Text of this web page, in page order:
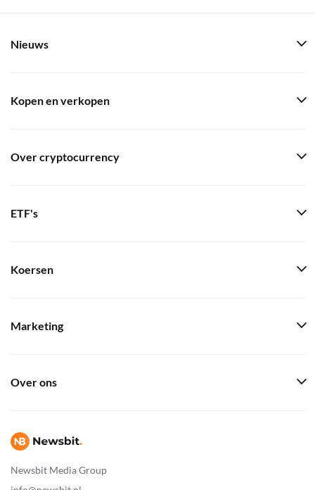
Newsbit Media Group
Nieuws
Kopen en verkopen
Over cryptocurrency
ETF's
Koersen
Marketing
Over ons